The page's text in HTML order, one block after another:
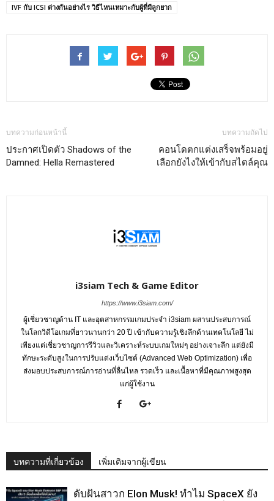
IVF กับ ICSI ต่างกันอย่างไร วิธีไหนเหมาะกับผู้ที่มีลูกยาก
บทความก่อนหน้านี้
ประกาศเปิดตัว Shadows of the
Damned: Hella Remastered
บทความถัดไป
คอนโดตกแต่งเสร็จพร้อมอยู่
เลือกยังไงให้เข้ากับสไตล์คุณ
i3siam Tech & Game Editor
https://www.i3siam.com/
ผู้เชี่ยวชาญด้าน IT และอุตสาหกรรมเกมประจำ i3siam ผสานประสบการณ์
ในโลกวิดีโอเกมที่ยาวนานกว่า 20 ปี เข้ากับความรู้เชิงลึกด้านเทคโนโลยี ไม่
เพียงแต่เชี่ยวชาญการรีวิวและวิเคราะห์ระบบเกมใหม่ๆ อย่างเจาะลึก แต่ยังมี
ทักษะระดับสูงในการปรับแต่งเว็บไซต์ (Advanced Web Optimization) เพื่อ
ส่งมอบประสบการณ์การอ่านที่ลื่นไหล รวดเร็ว และเนื้อหาที่มีคุณภาพสูงสุด
แก่ผู้ใช้งาน
บทความที่เกี่ยวข้อง เพิ่มเติมจากผู้เขียน
ดับฝันสาวก Elon Musk! ทำไม SpaceX ยัง